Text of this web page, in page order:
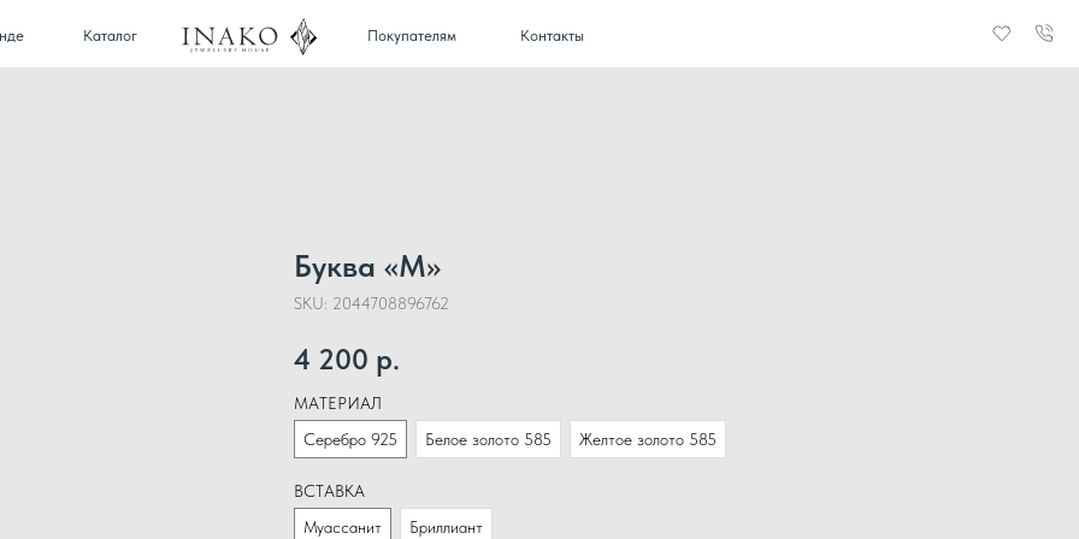
Контакты
Покупателям
Каталог
Буква «М»
SKU: 2044708896762
4 200 р.
МАТЕРИАЛ
Серебро 925
Белое золото 585 Желтое золото 585
ВСТАВКА
Муассанит
Бриллиант